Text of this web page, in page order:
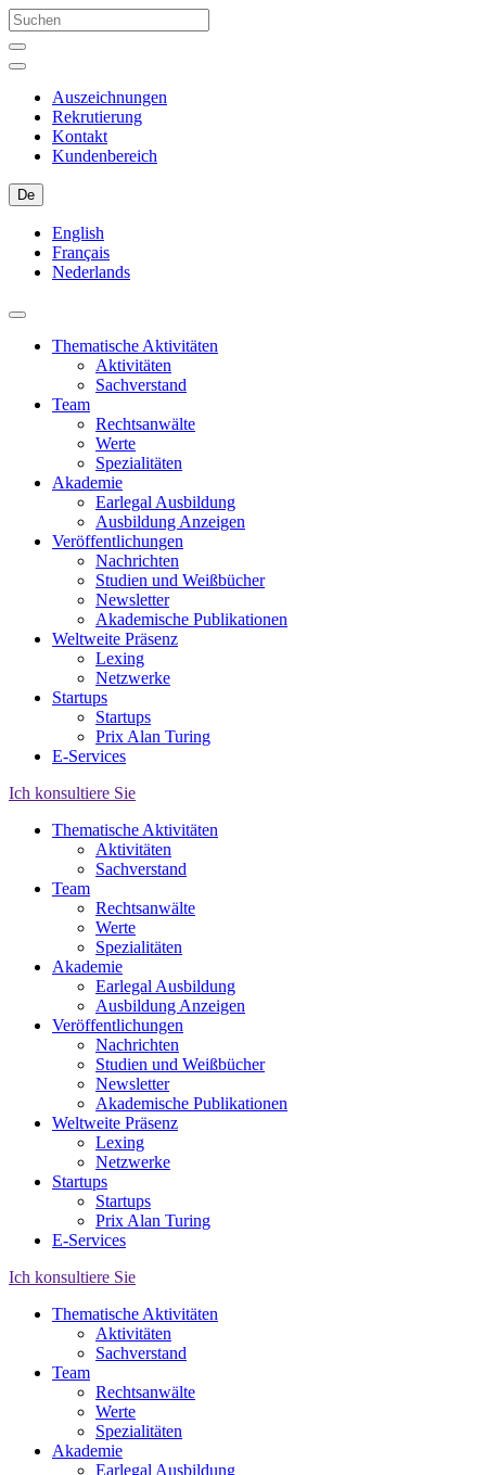
Auszeichnungen
Rekrutierung
Kontakt
Kundenbereich
De
English
Français
Nederlands
Thematische Aktivitäten
Aktivitäten
Sachverstand
Team
Rechtsanwälte
Werte
Spezialitäten
Akademie
Earlegal Ausbildung
Ausbildung Anzeigen
Veröffentlichungen
Nachrichten
Studien und Weißbücher
Newsletter
Akademische Publikationen
Weltweite Präsenz
Lexing
Netzwerke
Startups
Startups
Prix Alan Turing
E-Services
Ich konsultiere Sie
Thematische Aktivitäten
Aktivitäten
Sachverstand
Team
Rechtsanwälte
Werte
Spezialitäten
Akademie
Earlegal Ausbildung
Ausbildung Anzeigen
Veröffentlichungen
Nachrichten
Studien und Weißbücher
Newsletter
Akademische Publikationen
Weltweite Präsenz
Lexing
Netzwerke
Startups
Startups
Prix Alan Turing
E-Services
Ich konsultiere Sie
Thematische Aktivitäten
Aktivitäten
Sachverstand
Team
Rechtsanwälte
Werte
Spezialitäten
Akademie
Earlegal Ausbildung